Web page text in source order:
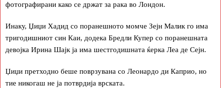
фотографирани како се држат за рака во Лондон.
Инаку, Џиџи Хадид со поранешното момче Зејн Малик го има
тригодишниот син Каи, додека Бредли Купер со поранешната
девојка Ирина Шајк ја има шестгодишната ќерка Леа де Сејн.
Џиџи претходно беше поврзувана со Леонардо ди Каприо, но
тие никогаш не ја потврдија врската.